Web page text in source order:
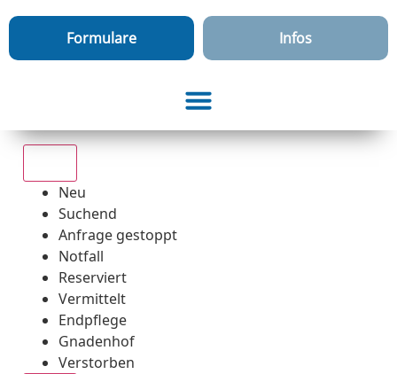
Formulare Infos
Neu
Suchend
Anfrage gestoppt
Notfall
Reserviert
Vermittelt
Endpflege
Gnadenhof
Verstorben